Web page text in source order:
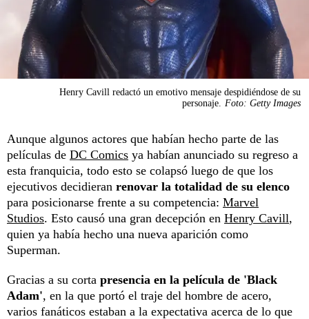
Henry Cavill redactó un emotivo mensaje despidiéndose de su
personaje.
Foto: Getty Images
Aunque algunos actores que habían hecho parte de las
películas de DC Comics ya habían anunciado su regreso a
esta franquicia, todo esto se colapsó luego de que los
ejecutivos decidieran renovar la totalidad de su elenco
para posicionarse frente a su competencia: Marvel
Studios. Esto causó una gran decepción en Henry Cavill,
quien ya había hecho una nueva aparición como
Superman.
Gracias a su corta presencia en la película de 'Black
Adam', en la que portó el traje del hombre de acero,
varios fanáticos estaban a la expectativa acerca de lo que